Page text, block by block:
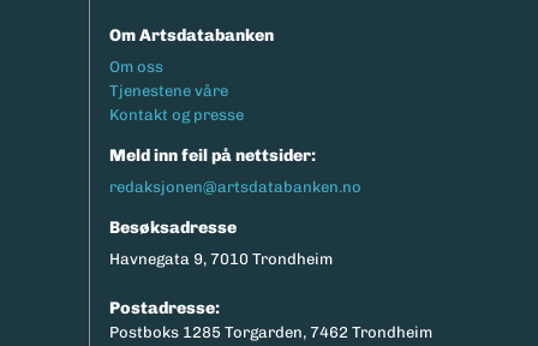
Om Artsdatabanken
Footermeny
Om oss
Tjenestene våre
Kontakt og presse
Meld inn feil på nettsider:
redaksjonen@artsdatabanken.no
Besøksadresse
Havnegata 9, 7010 Trondheim
Postadresse:
Postboks 1285 Torgarden, 7462 Trondheim